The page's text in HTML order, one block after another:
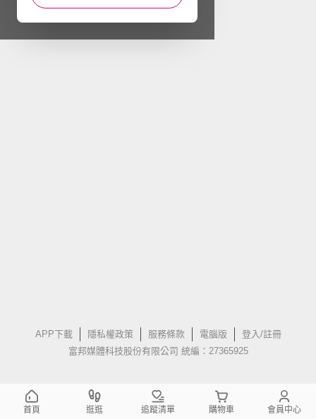
APP下載 隱私權政策 服務條款 電腦版
登入/註冊
富邦媒體科技股份有限公司 統編：27365925
首頁 逛逛 追蹤清單 購物車 會員中心